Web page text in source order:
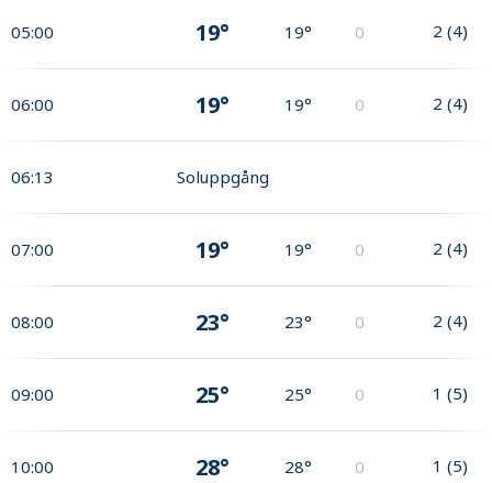
05:00 19° 19° 0 2 (4)
06:00 19° 19° 0 2 (4)
06:13 Soluppgång
07:00 19° 19° 0 2 (4)
08:00 23° 23° 0 2 (4)
09:00 25° 25° 0 1 (5)
10:00 28° 28° 0 1 (5)